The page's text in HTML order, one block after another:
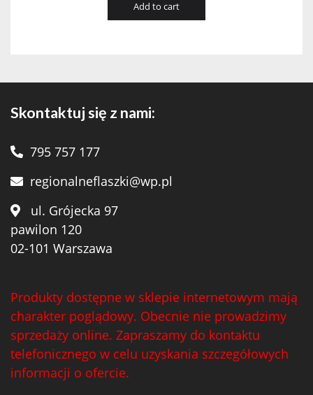
Add to cart
Skontaktuj się z nami:
795 757 177
regionalneflaszki@wp.pl
ul. Grójecka 97
pawilon 120
02-101 Warszawa
Produkty dostępne w sklepie internetowym mają
charakter poglądowy. Obecnie nie prowadzimy
sprzedaży online. Zapraszamy do kontaktu
telefonicznego w celu uzyskania szczegółowych
informacji o ofercie.